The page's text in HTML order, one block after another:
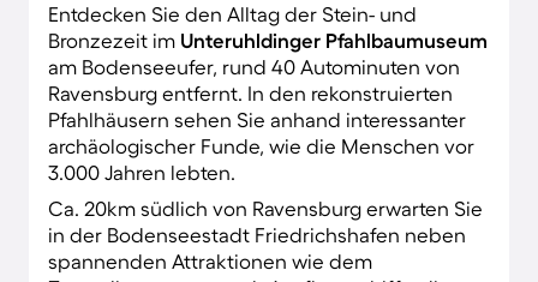
Entdecken Sie den Alltag der Stein- und
Bronzezeit im Unteruhldinger Pfahlbaumuseum
am Bodenseeufer, rund 40 Autominuten von
Ravensburg entfernt. In den rekonstruierten
Pfahlhäusern sehen Sie anhand interessanter
archäologischer Funde, wie die Menschen vor
3.000 Jahren lebten.
Ca. 20km südlich von Ravensburg erwarten Sie
in der Bodenseestadt Friedrichshafen neben
spannenden Attraktionen wie dem